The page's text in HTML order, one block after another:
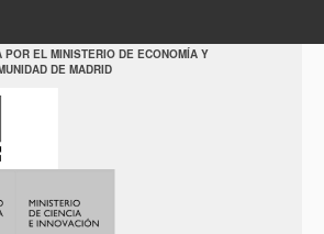
POR EL MINISTERIO DE ECONOMÍA Y
DE MADRID